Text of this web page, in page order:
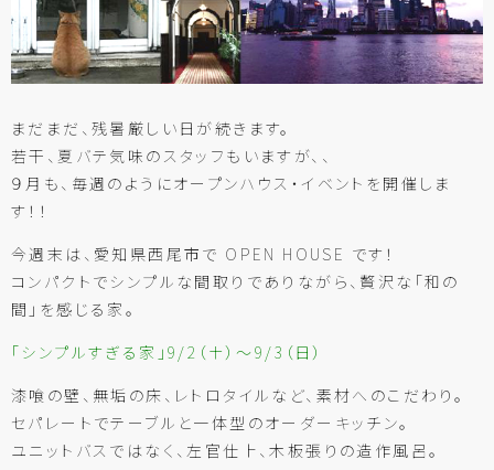
まだまだ、残暑厳しい日が続きます。
若干、夏バテ気味のスタッフもいますが、、
９月も、毎週のようにオープンハウス・イベントを開催しま
す！！
今週末は、愛知県西尾市で OPEN HOUSE です！
コンパクトでシンプルな間取りでありながら、贅沢な「和の
間」を感じる家。
「シンプルすぎる家」9/2（土）～9/3（日）
漆喰の壁、無垢の床、レトロタイルなど、素材へのこだわり。
セパレートでテーブルと一体型のオーダーキッチン。
ユニットバスではなく、左官仕上、木板張りの造作風呂。